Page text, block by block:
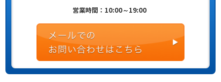
営業時間：10:00～19:00